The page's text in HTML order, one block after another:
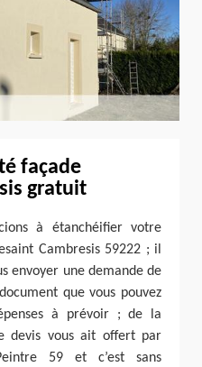
façade
gratuit
à étanchéifier votre
Cambresis 59222 ; il
envoyer une demande de
que vous pouvez
à prévoir ; de la
devis vous ait offert par
59 et c’est sans